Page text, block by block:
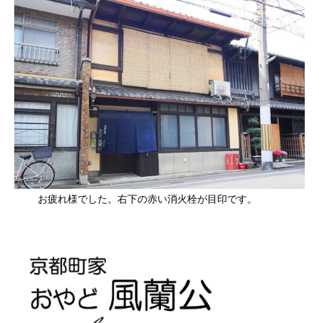
お疲れ様でした。右下の赤い消火栓が目印です。